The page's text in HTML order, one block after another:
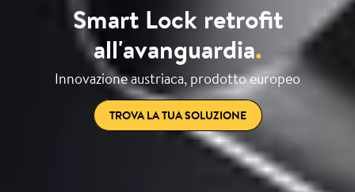
Smart Lock retrofit
all'avanguardia.
Innovazione austriaca, prodotto europeo
TROVA LA TUA SOLUZIONE